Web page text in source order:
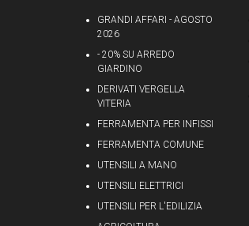
GRANDI AFFARI - AGOSTO
2026
- 20% SU ARREDO
GIARDINO
DERIVATI VERGELLA
VITERIA
FERRAMENTA PER INFISSI
FERRAMENTA COMUNE
UTENSILI A MANO
UTENSILI ELETTRICI
UTENSILI PER L'EDILIZIA